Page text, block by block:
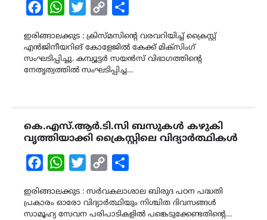
FacebookWhatsAppTwitterCopy
ഇരിങ്ങാലക്കുട : ക്രിസ്മസിൻ്റെ വരവറിയിച്ച് ക്രൈസ്റ്റ്
എൻജിനീയറിങ് കോളേജിൽ കേക്ക് മിക്സിംഗ്
സംഘടിപ്പിച്ചു. കമ്പ്യൂട്ടർ സയൻസ് വിഭാഗത്തിൻ്റെ
നേതൃത്വത്തിൽ സംഘടിപ്പിച്ച…
കെ.എസ്.ആർ.ടി.സി ബസുകൾ കഴുകി
വൃത്തിയാക്കി ക്രൈസ്റ്റിലെ വിദ്യാർത്ഥികൾ
FacebookWhatsAppTwitterCopy
ഇരിങ്ങാലക്കുട : സർവകലാശാല ബിരുദ പഠന പദ്ധതി
പ്രകാരം ഓരോ വിദ്യാർത്ഥിയും നിശ്ചിത ദിവസങ്ങൾ
സാമൂഹ്യ സേവന പരിപാടികളിൽ പങ്കെടുക്കേണ്ടതിന്റെ…